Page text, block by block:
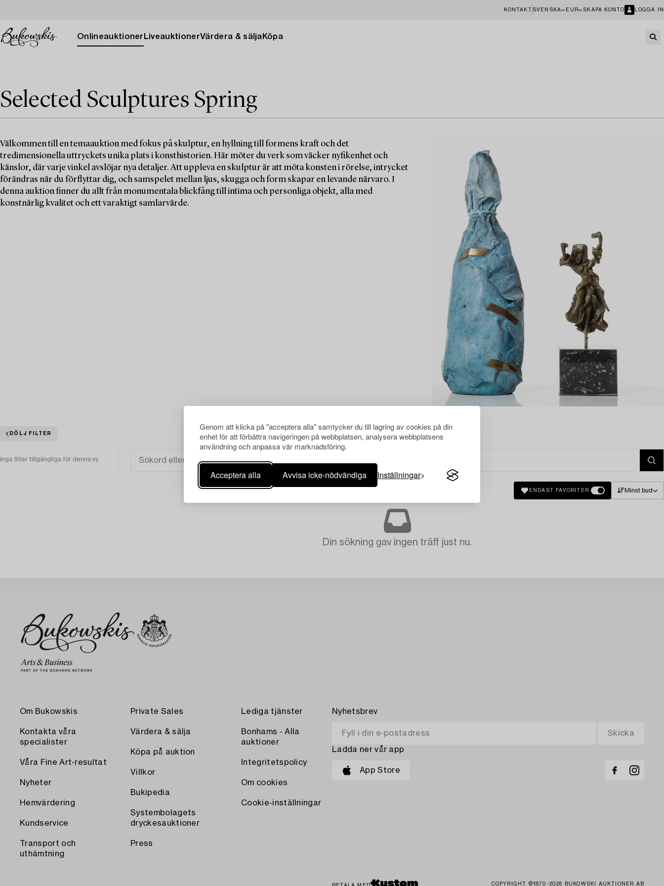
Genom att klicka på "acceptera alla" samtycker du till lagring av cookies på din
enhet för att förbättra navigeringen på webbplatsen, analysera webbplatsens
användning och anpassa vår marknadsföring.
Acceptera alla Avvisa icke-nödvändiga Inställningar
KONTAKT SVENSKA EUR SKAPA KONTO LOGGA IN
Onlineauktioner LiveauktionerVärdera & sälja Köpa
Selected Sculptures Spring
Välkommen till en temaauktion med fokus på skulptur, en hyllning till formens kraft och det
tredimensionella uttryckets unika plats i konsthistorien. Här möter du verk som väcker nyfikenhet och
känslor, där varje vinkel avslöjar nya detaljer. Att uppleva en skulptur är att möta konsten i rörelse, intrycket
förändras när du förflyttar dig, och samspelet mellan ljus, skugga och form skapar en levande närvaro. I
denna auktion finner du allt från monumentala blickfång till intima och personliga objekt, alla med
konstnärlig kvalitet och ett varaktigt samlarvärde.
DÖLJ FILTER
Inga filter tillgängliga för denna vy
ENDAST FAVORITER Minst bud
Din sökning gav ingen träff just nu.
Om Bukowskis
Kontakta våra
specialister
Våra Fine Art-resultat
Nyheter
Hemvärdering
Kundservice
Transport och
uthämtning
Private Sales
Värdera & sälja
Köpa på auktion
Villkor
Bukipedia
Systembolagets
dryckesauktioner
Press
Lediga tjänster
Bonhams - Alla
auktioner
Integritetspolicy
Om cookies
Cookie-inställningar
Nyhetsbrev
Ladda ner vår app
App Store
COPYRIGHT ©1870-2026 BUKOWSKI AUKTIONER AB